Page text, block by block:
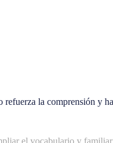
refuerza la comprensión y
el vocabulario y